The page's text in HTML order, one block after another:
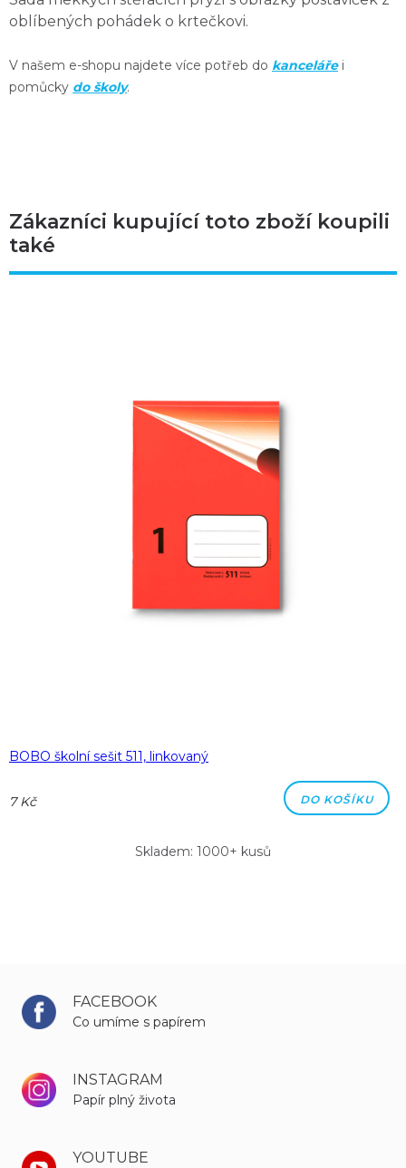
oblíbených pohádek o krtečkovi.
V našem e-shopu najdete více potřeb do kancelářei
pomůcky do školy.
Zákazníci kupující toto zboží koupili
také
BOBO školní sešit 511, linkovaný
7 Kč DO KOŠÍKU
Skladem: 1000+ kusů
FACEBOOK
Co umíme s papírem
INSTAGRAM
Papír plný života
YOUTUBE